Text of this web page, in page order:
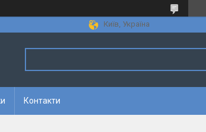
Київ, Україна
Контакти